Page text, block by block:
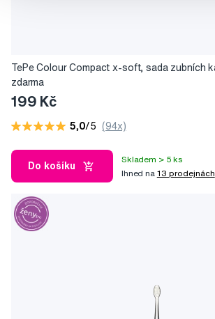
TePe Colour Compact x-soft, sada zubních
zdarma
199 Kč
5,0/5 (94x)
Do košíku
Skladem > 5 ks
Ihned na 13 prodejnách